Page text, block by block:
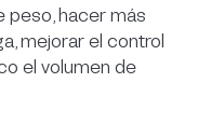
peso, hacer más
mejorar el control
el volumen de